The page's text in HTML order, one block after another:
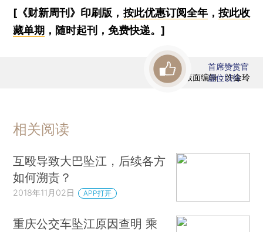
[《财新周刊》印刷版， 按此优惠订阅全年， 按此收
藏单期 ，随时起刊，免费快递。]
版面编辑：许金玲
首席赞赏官
虚位以待
相关阅读
互殴导致大巴坠江，后续各方
如何溯责？
2018年11月02日 APP打开
重庆公交车坠江原因查明 乘